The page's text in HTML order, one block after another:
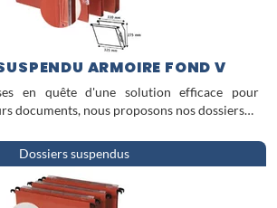
ARMOIRE FOND V
en quête d'une solution efficace pour
documents, nous proposons nos dossiers…
Dossiers suspendus